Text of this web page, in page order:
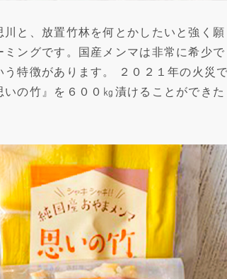
と、放置竹林を何とかしたいと強く願
ングです。国産メンマは非常に希少で
特徴があります。 ２０２１年の火災
の竹』を６００㎏漬けることができた